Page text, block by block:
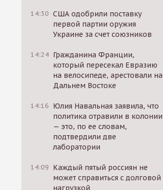
14:30 США одобрили поставку
первой партии оружия
Украине за счет союзников
14:24 Гражданина Франции,
который пересекал Евразию
на велосипеде, арестовали на
Дальнем Востоке
14:16 Юлия Навальная заявила, что
политика отравили в колонии
— это, по ее словам,
подтвердили две
лаборатории
14:09 Каждый пятый россиян не
может справиться с долговой
нагрузкой